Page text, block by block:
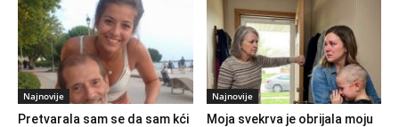
Najnovije
Pretvarala sam se da sam kći
Najnovije
Moja svekrva je obrijala moju